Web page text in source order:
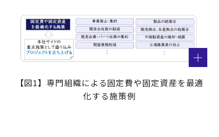
【図1】専門組織による固定費や固定資産を最適
化する施策例